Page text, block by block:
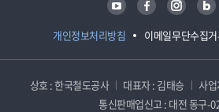
개인정보처리방침 이메일무단수집
상호 : 한국철도공사 대표자 : 김태승
사
통신판매업신고 : 대전 동구-